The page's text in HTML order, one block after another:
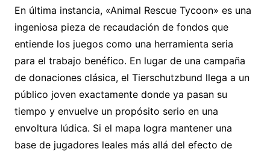
En última instancia, «Animal Rescue Tycoon» es una
ingeniosa pieza de recaudación de fondos que
entiende los juegos como una herramienta seria
para el trabajo benéfico. En lugar de una campaña
de donaciones clásica, el Tierschutzbund llega a un
público joven exactamente donde ya pasan su
tiempo y envuelve un propósito serio en una
envoltura lúdica. Si el mapa logra mantener una
base de jugadores leales más allá del efecto de